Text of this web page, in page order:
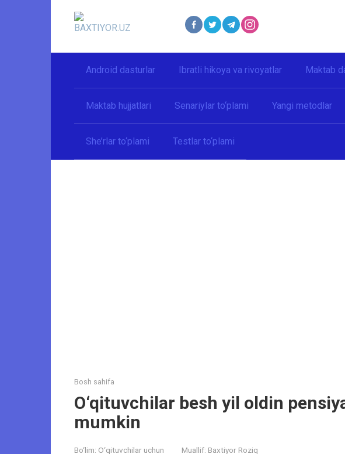
Android dasturlar Ibratli hikoya va rivoyatlar Maktab
Maktab hujjatlari Senariylar to‘plami Yangi metodlar
She’rlar to‘plami Testlar to‘plami
Bosh sahifa
O‘qituvchilar besh yil oldin
mumkin
Bo‘lim: O‘qituvchilar uchun Muallif: Baxtiyor Roziq